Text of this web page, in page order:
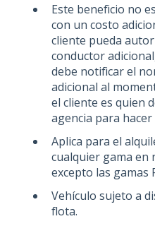
Este beneficio no
con un costo
cliente pueda
conductor
debe notificar el
adicional al
el cliente es quien
agencia para
Aplica para el
cualquier gama en
excepto las gamas
Vehículo sujeto a
flota.